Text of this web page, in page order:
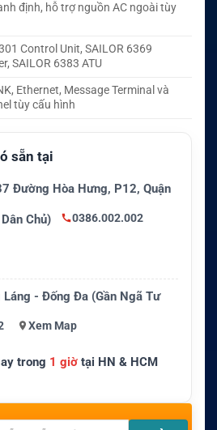
định, hỗ trợ nguồn AC ngoài tùy
Control Unit, SAILOR 6369
SAILOR 6383 ATU
Ethernet, Message Terminal và
tùy cấu hình
sẵn tại
Đường Hòa Hưng, P12, Quận
Chủ) 0386.002.002
- Đống Đa (Gần Ngã Tư
Xem Map
trong 1 giờtại HN & HCM